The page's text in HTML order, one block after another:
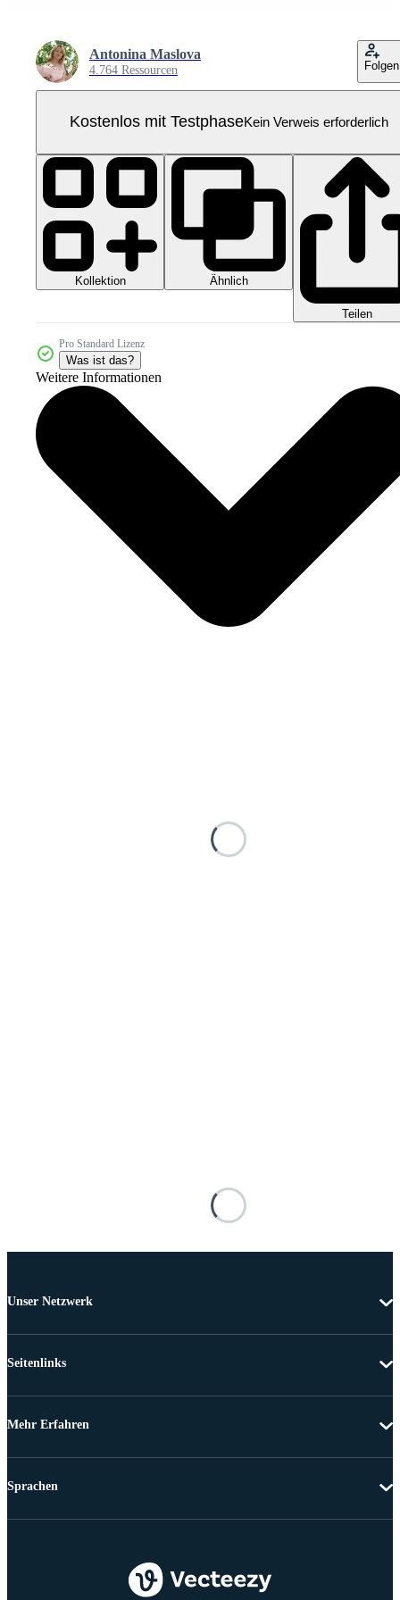
Antonina Maslova
4.764 Ressourcen Folgen
Kostenlos mit TestphaseKein Verweis erforderlich
Kollektion Ähnlich
Teilen
Pro Standard Lizenz
Was ist das?
Weitere Informationen
Unser Netzwerk
Seitenlinks
Mehr Erfahren
Sprachen